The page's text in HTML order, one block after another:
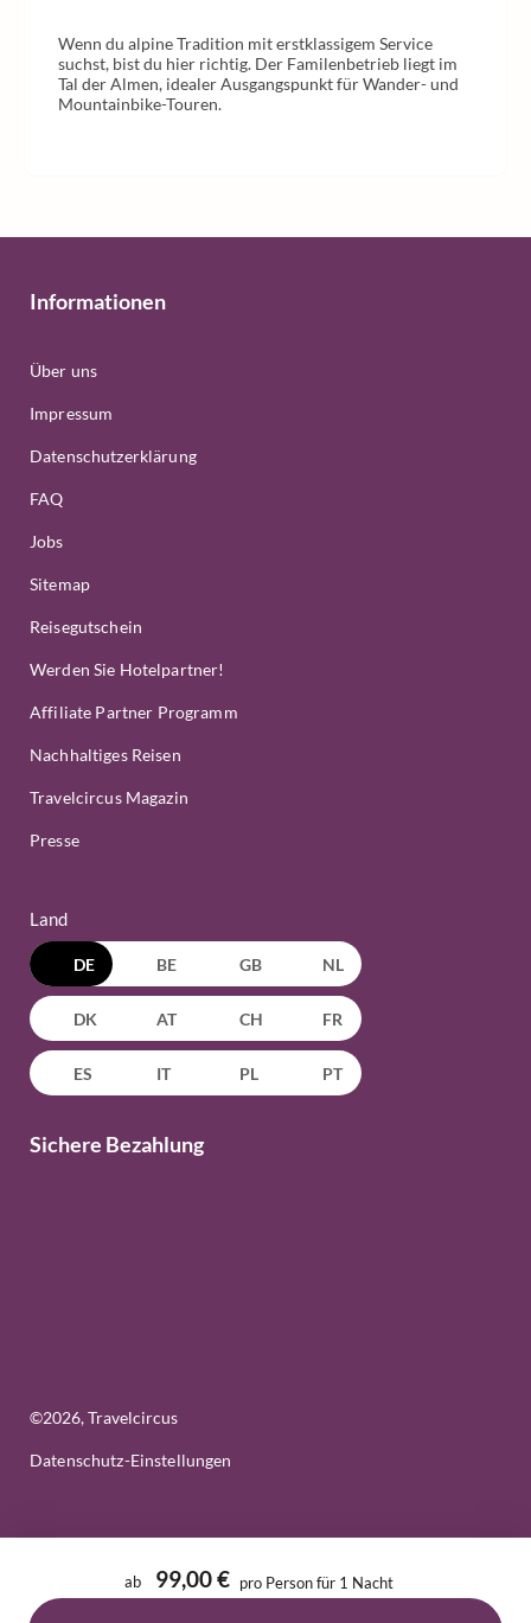
Wenn du alpine Tradition mit erstklassigem Service
suchst, bist du hier richtig. Der Familenbetrieb liegt im
Tal der Almen, idealer Ausgangspunkt für Wander- und
Mountainbike-Touren.
ab 99,00 € pro Person für 1 Nacht
Informationen
Über uns
Impressum
Datenschutzerklärung
FAQ
Jobs
Sitemap
Reisegutschein
Werden Sie Hotelpartner!
Affiliate Partner Programm
Nachhaltiges Reisen
Travelcircus Magazin
Presse
Land
DE BE GB NL
DK AT CH FR
ES IT PL PT
Sichere Bezahlung
©2026, Travelcircus
Datenschutz-Einstellungen